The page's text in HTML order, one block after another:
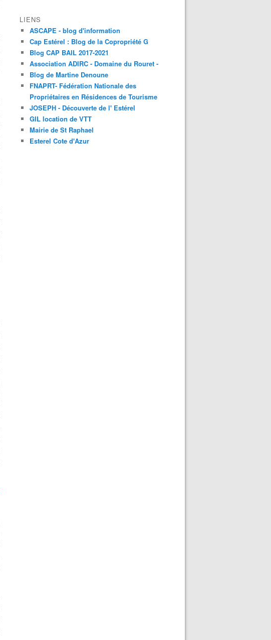
LIENS
ASCAPE - blog d'information
Cap Estérel : Blog de la Copropriété G
Blog CAP BAIL 2017-2021
Association ADIRC - Domaine du Rouret -
Blog de Martine Denoune
FNAPRT- Fédération Nationale des
Propriétaires en Résidences de Tourisme
JOSEPH - Découverte de l' Estérel
GIL location de VTT
Mairie de St Raphael
Esterel Cote d'Azur